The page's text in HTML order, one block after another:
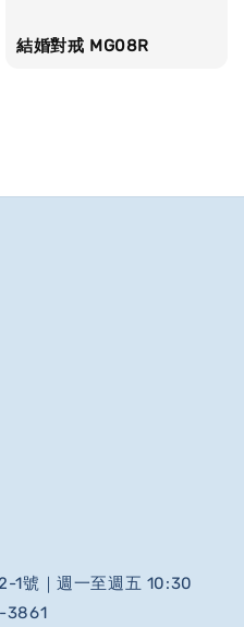
結婚對戒 MG08R
1號｜週一至週五 10:30
3861